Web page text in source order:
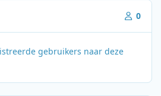
0
gebruikers naar deze